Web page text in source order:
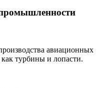
авиационных
турбины и лопасти.